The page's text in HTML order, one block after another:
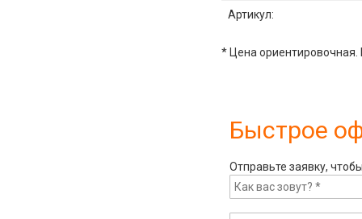
Артикул:
* Цена ориентировочная.
Быстрое
Отправьте заявку,